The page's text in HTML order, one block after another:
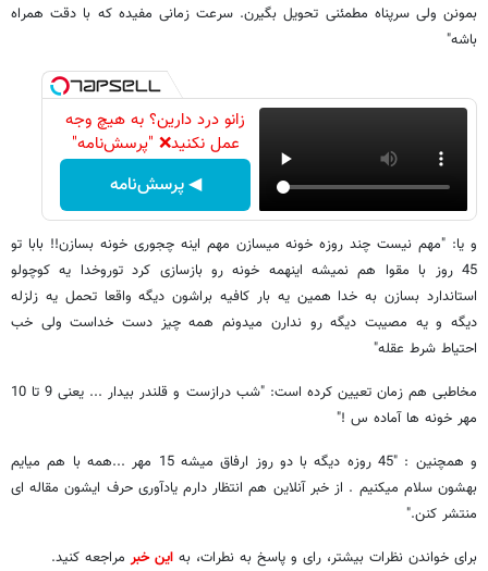
بمونن ولى سرپناه مطمئنى تحویل بگيرن. سرعت زمانى مفيده كه با دقت همراه
باشه"
زانو درد دارین؟ به هیچ وجه
عمل نکنید❌ "پرسش‌نامه"
◀ پرسش‌نامه
و یا: "مهم نیست چند روزه خونه میسازن مهم اینه چجوری خونه بسازن!! بابا تو
45 روز با مقوا هم نمیشه اینهمه خونه رو بازسازی کرد توروخدا یه کوچولو
استاندارد بسازن به خدا همین یه بار کافیه براشون دیگه واقعا تحمل یه زلزله
دیگه و یه مصیبت دیگه رو ندارن میدونم همه چیز دست خداست ولی خب
احتیاط شرط عقله"
مخاطبی هم زمان تعیین کرده است: "شب درازست و قلندر بیدار ... یعنی 9 تا 10
مهر خونه ها آماده س !"
و همچنین : "45 روزه دیگه با دو روز ارفاق میشه 15 مهر ...همه با هم میایم
بهشون سلام میکنیم . از خبر آنلاین هم انتظار دارم یادآوری حرف ایشون مقاله ای
منتشر کنن."
برای خواندن نظرات بیشتر، رای و پاسخ به نطرات، به این خبرمراجعه کنید.